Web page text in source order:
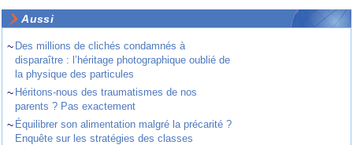
Aussi
~ Des millions de clichés condamnés à
disparaître : l’héritage photographique oublié de
la physique des particules
~ Héritons-nous des traumatismes de nos
parents ? Pas exactement
~ Équilibrer son alimentation malgré la précarité ?
Enquête sur les stratégies des classes